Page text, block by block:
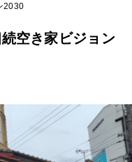
2030
空き家ビジョン